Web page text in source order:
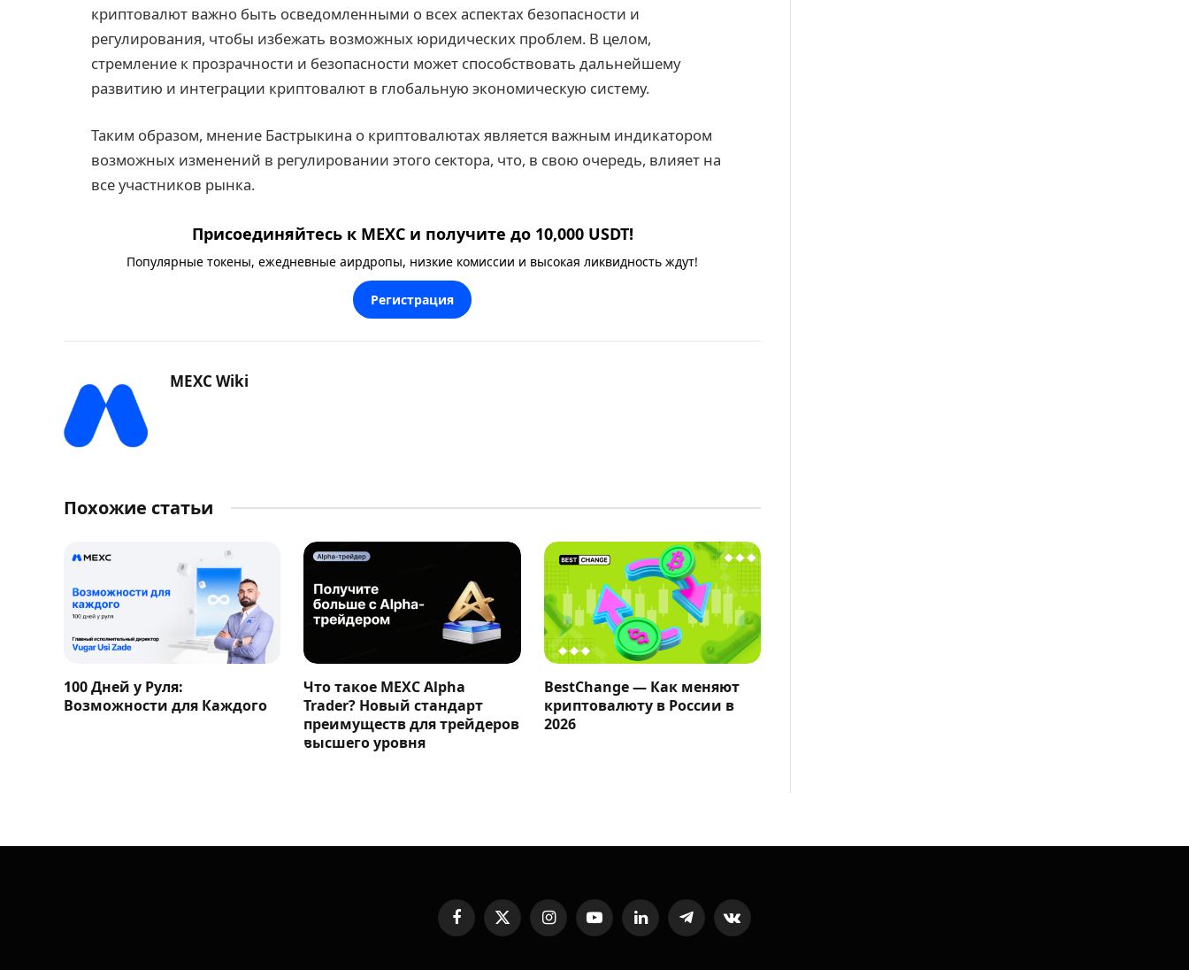
криптовалют важно быть осведомленными о всех аспектах безопасности и
регулирования, чтобы избежать возможных юридических проблем. В целом,
стремление к прозрачности и безопасности может способствовать дальнейшему
развитию и интеграции криптовалют в глобальную экономическую систему.
Таким образом, мнение Бастрыкина о криптовалютах является важным индикатором
возможных изменений в регулировании этого сектора, что, в свою очередь, влияет на
все участников рынка.
Присоединяйтесь к MEXC и получите до 10,000 USDT!
Популярные токены, ежедневные аирдропы, низкие комиссии и высокая ликвидность ждут!
Регистрация
MEXC Wiki
Похожие статьи
100 Дней у Руля:
Возможности для Каждого
Что такое MEXC Alpha
Trader? Новый стандарт
преимуществ для трейдеров
высшего уровня
BestChange — Как меняют
криптовалюту в России в
2026
FacebookX
(Twitter)
InstagramYouTubeLinkedInTelegramVKontakte